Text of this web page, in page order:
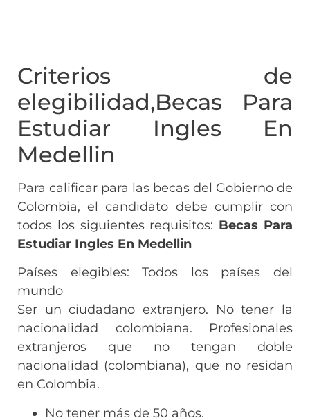
Criterios de
elegibilidad,Becas Para
Estudiar Ingles En
Medellin
Para calificar para las becas del Gobierno de
Colombia, el candidato debe cumplir con
todos los siguientes requisitos: Becas Para
Estudiar Ingles En Medellin
Países elegibles: Todos los países del
mundo
Ser un ciudadano extranjero. No tener la
nacionalidad colombiana. Profesionales
extranjeros que no tengan doble
nacionalidad (colombiana), que no residan
en Colombia.
No tener más de 50 años.